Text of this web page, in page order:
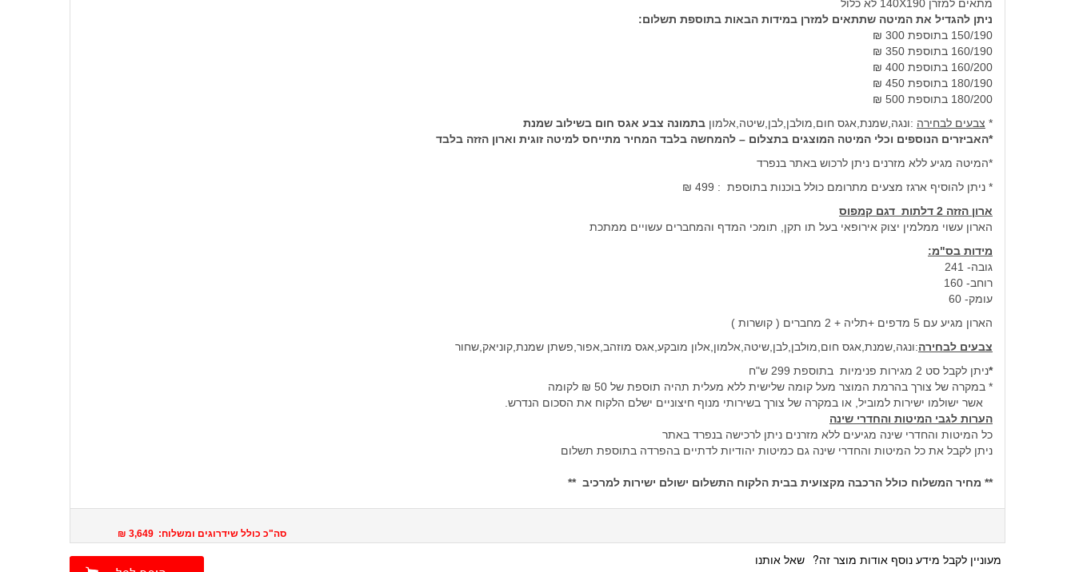
מתאים למזרן 140X190 לא כלול
ניתן להגדיל את המיטה שתתאים למזרן במידות הבאות בתוספת תשלום:
150/190 בתוספת 300 ₪
160/190 בתוספת 350 ₪
160/200 בתוספת 400 ₪
180/190 בתוספת 450 ₪
180/200 בתוספת 500 ₪
* צבעים לבחירה :ונגה,שמנת,אגס חום,מולבן,לבן,שיטה,אלמון בתמונה צבע אגס חום בשילוב שמנת
*האביזרים הנוספים וכלי המיטה המוצגים בתצלום – להמחשה בלבד המחיר מתייחס למיטה זוגית וארון הזזה בלבד
*המיטה מגיע ללא מזרנים ניתן לרכוש באתר בנפרד
* ניתן להוסיף ארגז מצעים מתרומם כולל בוכנות בתוספת : 499 ₪
ארון הזזה 2 דלתות
דגם קמפוס
הארון עשוי ממלמין יצוק אירופאי בעל תו תקן, תומכי המדף והמחברים עשויים ממתכת
מידות בס"מ:
גובה- 241
רוחב- 160
עומק- 60
הארון מגיע עם 5 מדפים +תליה + 2 מחברים ( קושרות )
צבעים לבחירה:ונגה,שמנת,אגס חום,מולבן,לבן,שיטה,אלמון,אלון מובקע,אגס מוזהב,אפור,פשתן שמנת,קוניאק,שחור
*ניתן לקבל סט 2 מגירות פנימיות בתוספת 299 ש"ח
* במקרה של צורך בהרמת המוצר מעל קומה שלישית ללא מעלית תהיה תוספת של 50 ₪ לקומה
אשר ישולמו ישירות למוביל, או במקרה של צורך בשירותי מנוף חיצוניים ישלם הלקוח את הסכום הנדרש.
הערות לגבי המיטות והחדרי שינה
כל המיטות והחדרי שינה מגיעים ללא מזרנים ניתן לרכישה בנפרד באתר
ניתן לקבל את כל המיטות והחדרי שינה גם כמיטות יהודיות לדתיים בהפרדה בתוספת תשלום
** מחיר המשלוח כולל הרכבה מקצועית בבית הלקוח התשלום ישולם ישירות למרכיב **
סה"כ כולל שידרוגים ומשלוח: 3,649 ₪
מעוניין לקבל מידע נוסף אודות מוצר זה? שאל אותנו